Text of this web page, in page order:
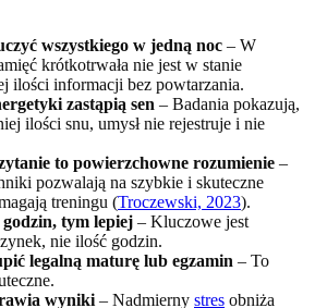
wszystkiego w jedną noc – W
krótkotrwała nie jest w stanie
ilości informacji bez powtarzania.
zastąpią sen – Badania pokazują,
ilości snu, umysł nie rejestruje i nie
to powierzchowne rozumienie –
pozwalają na szybkie i skuteczne
treningu (Troczewski, 2023).
tym lepiej – Kluczowe jest
nie ilość godzin.
legalną maturę lub egzamin – To
wyniki – Nadmierny stres obniża